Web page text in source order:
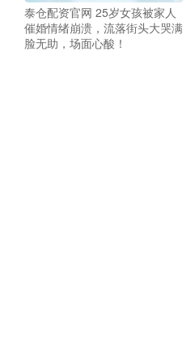
泰仓配资官网 25岁女孩被家人
催婚情绪崩溃，流落街头大哭满
脸无助，场面心酸！